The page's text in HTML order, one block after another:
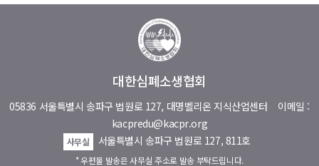
대한심폐소생협회
05836 서울특별시 송파구 법원로 127, 대명벨리온 지식산업센터 이메일 :
kacpredu@kacpr.org
사무실 서울특별시 송파구 법원로 127, 811호
* 우편물 발송은 사무실 주소로 발송 부탁드립니다.